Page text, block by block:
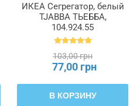
ИКЕА Сегрегатор, белый
TJABBA ТЬЕББА,
104.924.55
103,00 грн
77,00 грн
В КОРЗИНУ